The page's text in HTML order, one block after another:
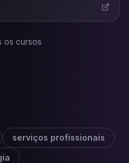
os cursos
serviços profissionais